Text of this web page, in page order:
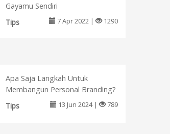
Gayamu Sendiri
Tips
7 Apr 2022 | 1290
Apa Saja Langkah Untuk
Membangun Personal Branding?
Tips
13 Jun 2024 | 789